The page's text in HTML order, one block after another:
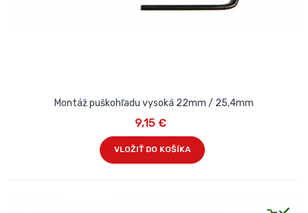
Montáž puškohľadu vysoká 22mm / 25,4mm
9,15 €
VLOŽIŤ DO KOŠÍKA